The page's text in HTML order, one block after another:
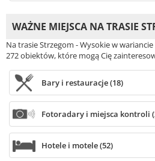
WAŻNE MIEJSCA NA TRASIE
Na trasie Strzegom - Wysokie w wariancie
272 obiektów, które mogą Cię
Bary i restauracje (18)
Fotoradary i miejsca kontroli
Hotele i motele (52)